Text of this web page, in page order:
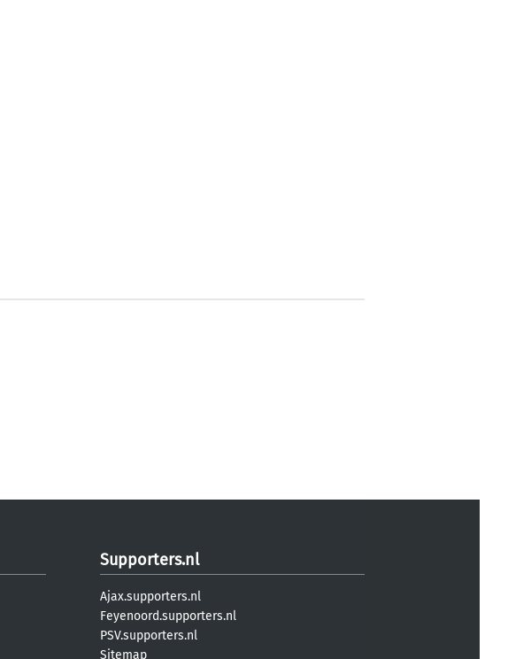
Supporters.nl
Ajax.supporters.nl
Feyenoord.supporters.nl
PSV.supporters.nl
Sitemap